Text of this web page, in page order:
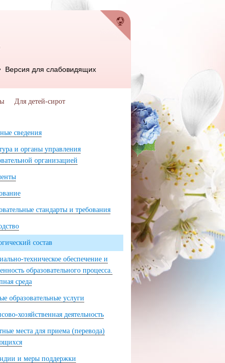
сведения
и органы управления
организацией
стандарты и требования
состав
техническое обеспечение и
образовательного процесса.
среда
образовательные услуги
хозяйственная деятельность
места для приема (перевода)
и меры поддержки
Версия для слабовидящих
Для детей-сирот